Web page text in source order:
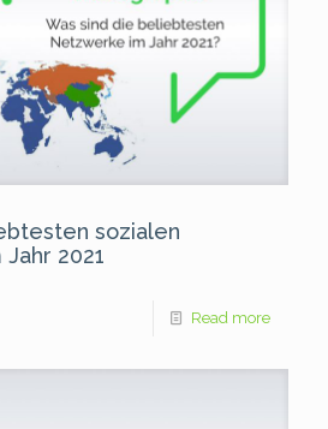
sozialen
2021
Read more